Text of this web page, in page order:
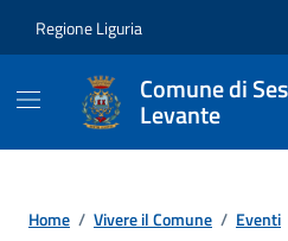
Regione Liguria
Comune di
Levante
Home / Vivere il Comune / Eventi